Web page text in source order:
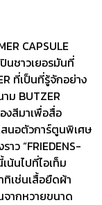
CAPSULE
ชาวเยอรมันที่
ที่เป็นที่รู้จักอย่าง
ม BUTZER
งสีมาเพื่อสื่อ
นอตัวการ์ตูนพิเศษ
ว “FRIEDENS-
น้นไปที่ไอเท็ม
ทิเช่นเสื้อยืดผ้า
จากหวายขนาด